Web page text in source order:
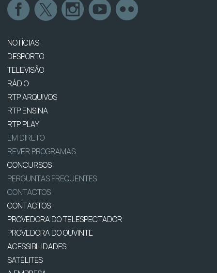
NOTÍCIAS
DESPORTO
TELEVISÃO
RÁDIO
RTP ARQUIVOS
RTP ENSINA
RTP PLAY
EM DIRETO
REVER PROGRAMAS
CONCURSOS
PERGUNTAS FREQUENTES
CONTACTOS
CONTACTOS
PROVEDORA DO TELESPECTADOR
PROVEDORA DO OUVINTE
ACESSIBILIDADES
SATÉLITES